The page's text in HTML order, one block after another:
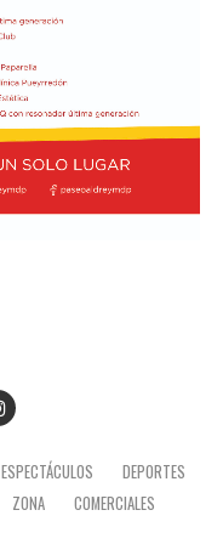
ESPECTÁCULOS
DEPORTES
ZONA COMERCIALES